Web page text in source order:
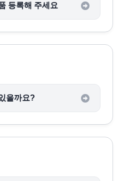
등록해 주세요
을까요?